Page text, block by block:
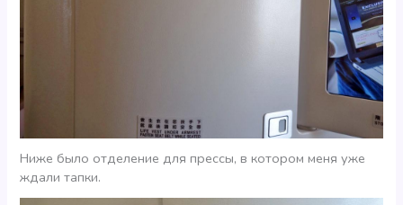
Ниже было отделение для прессы, в котором меня уже
ждали тапки.